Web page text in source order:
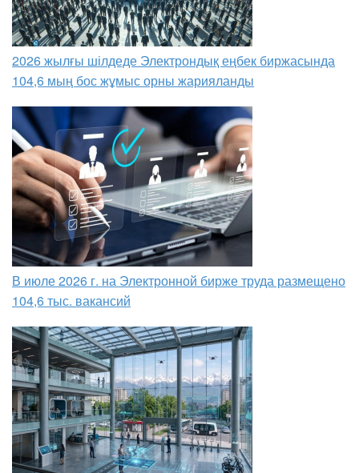
2026 жылғы шілдеде Электрондық еңбек биржасында
104,6 мың бос жұмыс орны жарияланды
В июле 2026 г. на Электронной бирже труда размещено
104,6 тыс. вакансий